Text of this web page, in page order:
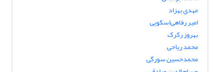
مهدی بهزاد
امیر رفاهی‌اسکویی
بهروز رکرک
محمد ریاحی
محمدحسین سورگی